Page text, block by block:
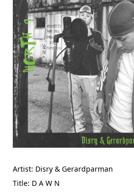
Artist: Disry & Gerardparman
Title: D A W N